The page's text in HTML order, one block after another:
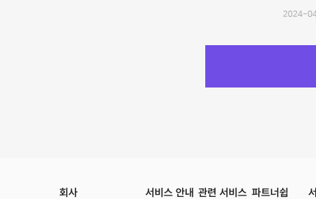
2024-
회사 서비스 안내 관련 서비스 파트너쉽